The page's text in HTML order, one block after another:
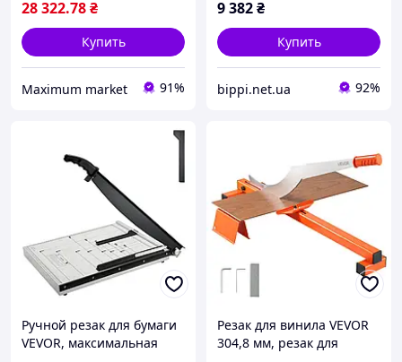
28 322.78₴
Купить
Maximum market 91%
9 382₴
Купить
bippi.net.ua 92%
Ручной резак для бумаги
VEVOR, максимальная
Резак для винила VEVOR
304,8 мм, резак для